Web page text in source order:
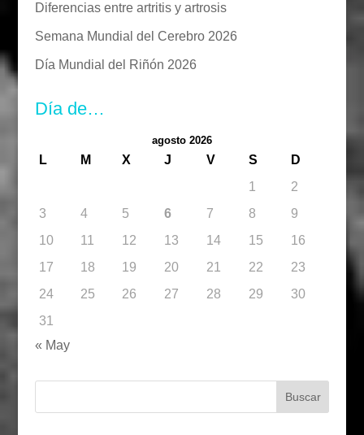
Diferencias entre artritis y artrosis
Semana Mundial del Cerebro 2026
Día Mundial del Riñón 2026
Día de…
agosto 2026
L M X J V S
D
1
2
3
4 5 6 7 8
9
10
11 12 13 14 15
16
17
18 19 20 21 22
23
24
25 26 27 28 29
30
31
« May